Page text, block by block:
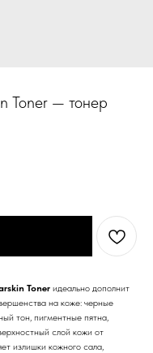
Toner — тонер
Toner идеально дополнит
на коже: черные
тон, пигментные пятна,
слой кожи от
излишки кожного сала,